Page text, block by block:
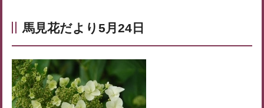
馬見花だより5月24日